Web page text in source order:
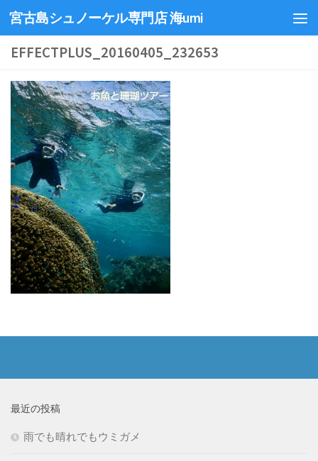
宮古島シュノーケル専門店 海umi
EFFECTPLUS_20160405_232653
最近の投稿
雨でも晴れでもウミガメ